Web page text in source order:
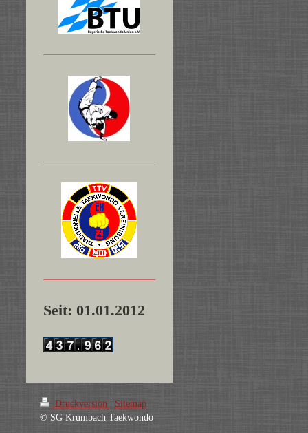
Seit: 01.01.2012
Druckversion | Sitemap
© SG Krumbach Taekwondo